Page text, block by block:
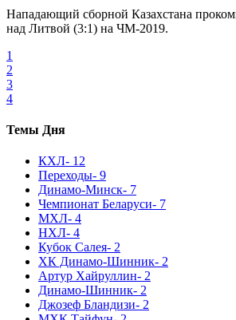
Нападающий сборной Казахстана
над Литвой (3:1) на ЧМ-2019.
1
2
3
4
Темы Дня
КХЛ- 12
Переходы- 9
Динамо-Минск- 7
Чемпионат Беларуси- 7
МХЛ- 4
НХЛ- 4
Кубок Салея- 2
ХК Динамо-Шинник- 2
Артур Хайруллин- 2
Динамо-Шинник- 2
Джозеф Бландизи- 2